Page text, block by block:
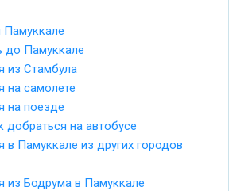
Памуккале
до Памуккале
из Стамбула
на самолете
на поезде
добраться на автобусе
в Памуккале из других городов
из Бодрума в Памуккале